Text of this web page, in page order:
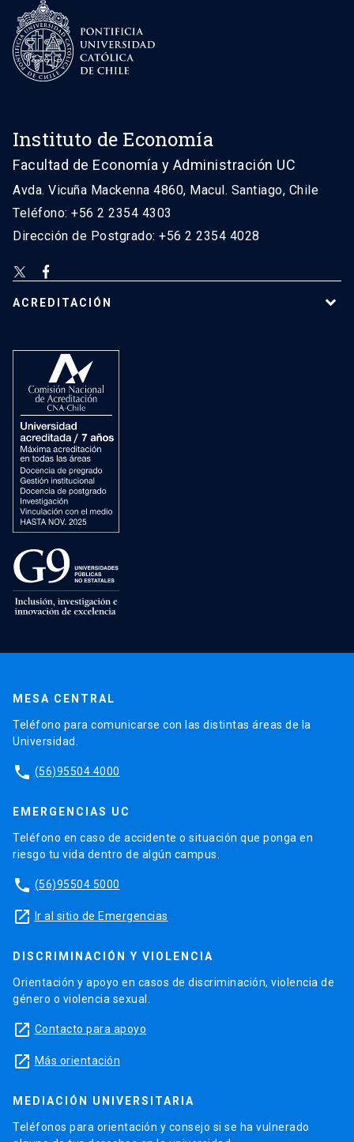
Instituto de Economía
Facultad de Economía y Administración UC
Avda. Vicuña Mackenna 4860, Macul. Santiago, Chile
Teléfono: +56 2 2354 4303
Dirección de Postgrado: +56 2 2354 4028
ACREDITACIÓN
MESA CENTRAL
Teléfono para comunicarse con las distintas áreas de la
Universidad.
phone (56)95504 4000
EMERGENCIAS UC
Teléfono en caso de accidente o situación que ponga en
riesgo tu vida dentro de algún campus.
phone (56)95504 5000
launch Ir al sitio de Emergencias
DISCRIMINACIÓN Y VIOLENCIA
Orientación y apoyo en casos de discriminación, violencia de
género o violencia sexual.
launch Contacto para apoyo
launch Más orientación
MEDIACIÓN UNIVERSITARIA
Teléfonos para orientación y consejo si se ha vulnerado